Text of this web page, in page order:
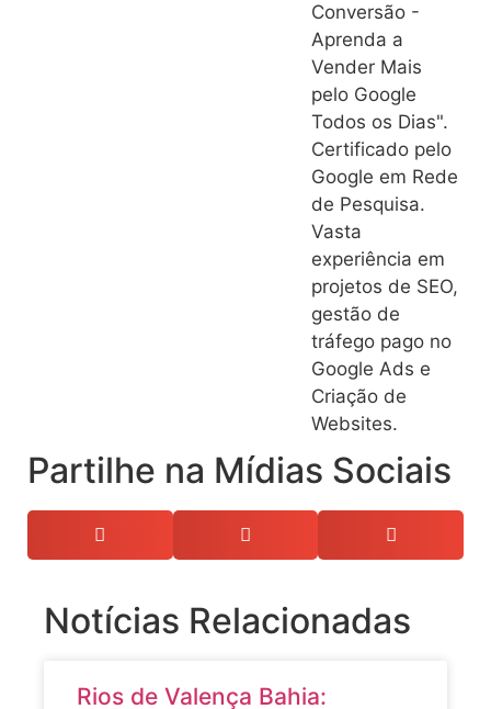
Conversão -
Aprenda a
Vender Mais
pelo Google
Todos os Dias".
Certificado pelo
Google em Rede
de Pesquisa.
Vasta
experiência em
projetos de SEO,
gestão de
tráfego pago no
Google Ads e
Criação de
Websites.
Partilhe na Mídias Sociais
Notícias Relacionadas
Rios de Valença Bahia: